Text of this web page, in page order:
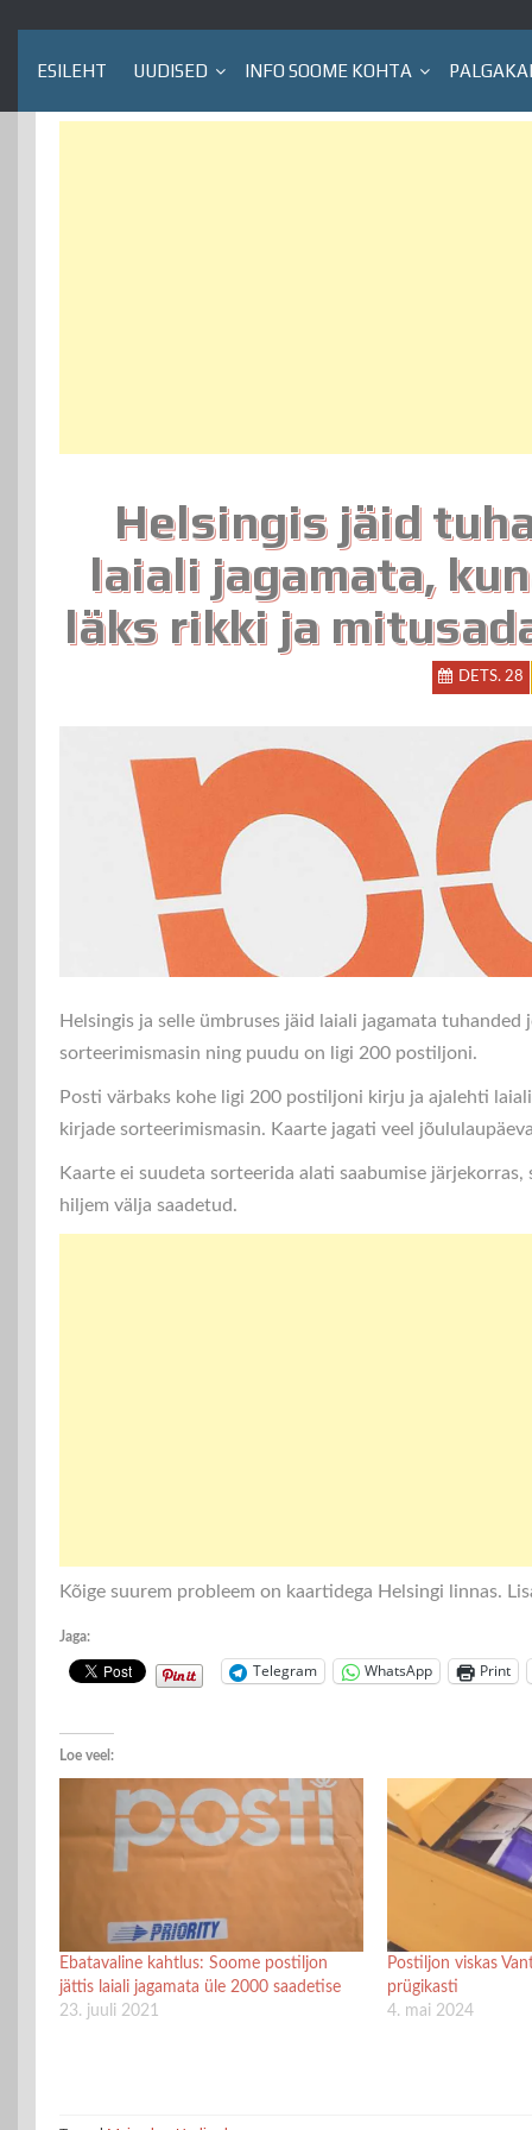
ESILEHT UUDISED INFO SOOME KOHTA
Helsingis jäid
laiali jagamata,
läks rikki ja
DETS. 28
Helsingis ja selle ümbruses jäid laiali jagamata
sorteerimismasin ning puudu on ligi 200 postiljoni.
Posti värbaks kohe ligi 200 postiljoni kirju ja ajalehti
kirjade sorteerimismasin. Kaarte jagati veel
Kaarte ei suudeta sorteerida alati saabumise
hiljem välja saadetud.
Kõige suurem probleem on kaartidega Helsingi linnas.
Jaga:
Telegram WhatsApp Print
Loe veel:
Ebatavaline kahtlus: Soome postiljon
jättis laiali jagamata üle 2000 saadetise
23. juuli 2021
Postiljon viskas
prügikasti
4. mai 2024